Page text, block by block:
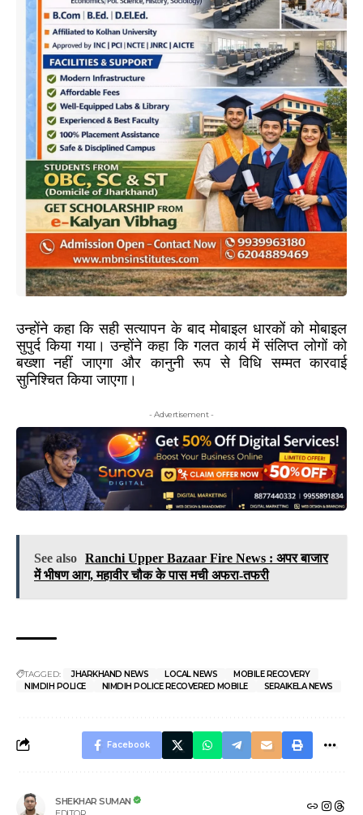
उन्होंने कहा कि सही सत्यापन के बाद मोबाइल धारकों को मोबाइल
सुपुर्द किया गया। उन्होंने कहा कि गलत कार्य में संलिप्त लोगों को
बख्शा नहीं जाएगा और कानुनी रूप से विधि सम्मत कारवाई
सुनिश्चित किया जाएगा।
- Advertisement -
See also Ranchi Upper Bazaar Fire News : अपर बाजार
में भीषण आग, महावीर चौक के पास मची अफरा-तफरी
TAGGED: JHARKHAND NEWS LOCAL NEWS
MOBILE RECOVERY
NIMDIH POLICE
NIMDIH POLICE RECOVERED MOBILE SERAIKELA NEWS
Facebook
SHEKHAR SUMAN